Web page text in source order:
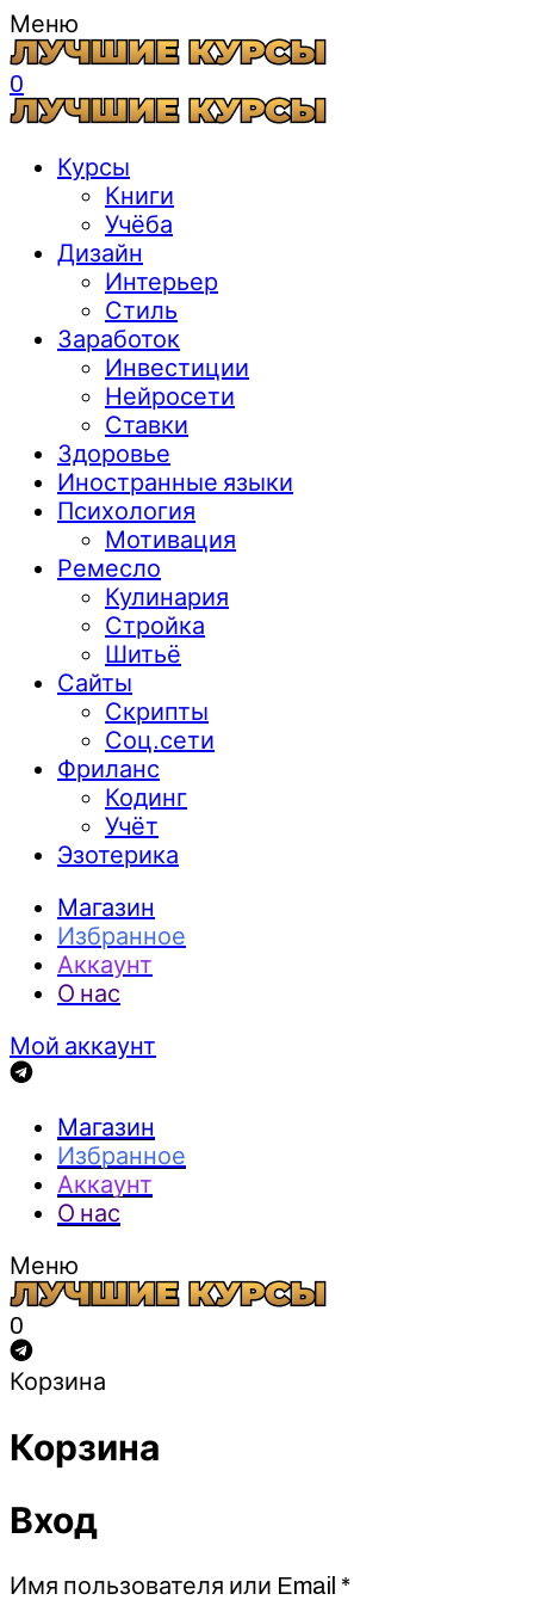
Меню
0
Курсы
Книги
Учёба
Дизайн
Интерьер
Стиль
Заработок
Инвестиции
Нейросети
Ставки
Здоровье
Иностранные языки
Психология
Мотивация
Ремесло
Кулинария
Стройка
Шитьё
Сайты
Скрипты
Соц.сети
Фриланс
Кодинг
Учёт
Эзотерика
Магазин
Избранное
Аккаунт
О нас
Мой аккаунт
Магазин
Избранное
Аккаунт
О нас
Меню
0
Корзина
Корзина
Вход
Имя пользователя или Email *Обязательно